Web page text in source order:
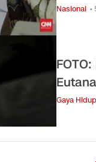
Nasional •
Gaya Hidup